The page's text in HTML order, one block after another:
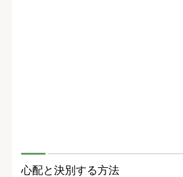
心配と決別する方法